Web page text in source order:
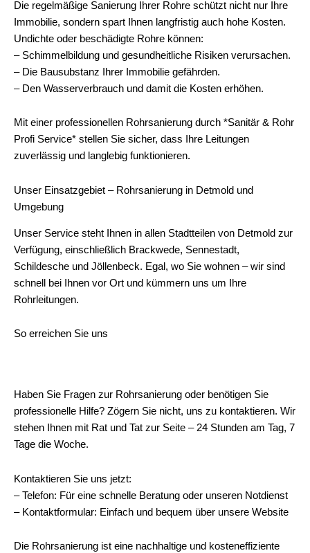
Die regelmäßige Sanierung Ihrer Rohre schützt nicht nur Ihre
Immobilie, sondern spart Ihnen langfristig auch hohe Kosten.
Undichte oder beschädigte Rohre können:
– Schimmelbildung und gesundheitliche Risiken verursachen.
– Die Bausubstanz Ihrer Immobilie gefährden.
– Den Wasserverbrauch und damit die Kosten erhöhen.
Mit einer professionellen Rohrsanierung durch *Sanitär & Rohr
Profi Service* stellen Sie sicher, dass Ihre Leitungen
zuverlässig und langlebig funktionieren.
Unser Einsatzgebiet – Rohrsanierung in Detmold und
Umgebung
Unser Service steht Ihnen in allen Stadtteilen von Detmold zur
Verfügung, einschließlich Brackwede, Sennestadt,
Schildesche und Jöllenbeck. Egal, wo Sie wohnen – wir sind
schnell bei Ihnen vor Ort und kümmern uns um Ihre
Rohrleitungen.
So erreichen Sie uns
Haben Sie Fragen zur Rohrsanierung oder benötigen Sie
professionelle Hilfe? Zögern Sie nicht, uns zu kontaktieren. Wir
stehen Ihnen mit Rat und Tat zur Seite – 24 Stunden am Tag, 7
Tage die Woche.
Kontaktieren Sie uns jetzt:
– Telefon: Für eine schnelle Beratung oder unseren Notdienst
– Kontaktformular: Einfach und bequem über unsere Website
Die Rohrsanierung ist eine nachhaltige und kosteneffiziente